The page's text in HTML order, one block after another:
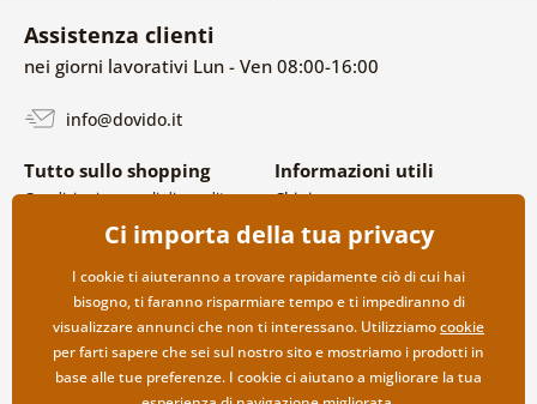
Assistenza clienti
nei giorni lavorativi Lun - Ven 08:00-16:00
info@dovido.it
Tutto sullo shopping
Condizioni generali di vendita e
Politica sulla privacy
Opzioni di spedizione e
pagamento
Reso della merce
Informazioni utili
Chi siamo
FAQ
Contatti
Collaborazione all’ingrosso
Ci importa della tua privacy
I cookie ti aiuteranno a trovare rapidamente ciò di cui hai
bisogno, ti faranno risparmiare tempo e ti impediranno di
visualizzare annunci che non ti interessano. Utilizziamocookie
per farti sapere che sei sul nostro sito e mostriamo i prodotti in
base alle tue preferenze. I cookie ci aiutano a migliorare la tua